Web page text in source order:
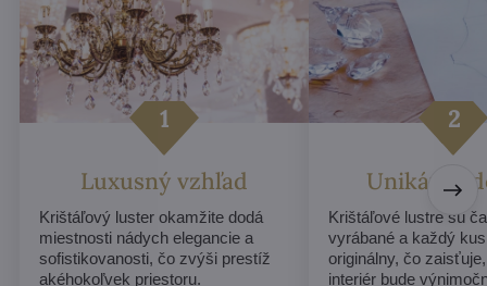
Luxusný vzhľad
Krištáľový luster okamžite dodá
miestnosti nádych elegancie a
sofistikovanosti, čo zvýši prestíž
akéhokoľvek priestoru.
Unikátny
Krištáľové lustre sú
vyrábané a každý
originálny, čo
interiér bude